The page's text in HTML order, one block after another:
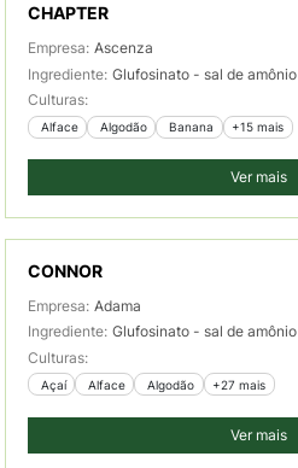
CHAPTER
Empresa: Ascenza
Ingrediente: Glufosinato - sal de amônio
Culturas:
Alface Algodão Banana +15 mais
Ver mais
CONNOR
Empresa: Adama
Ingrediente: Glufosinato - sal de amônio
Culturas:
Açaí Alface Algodão +27 mais
Ver mais